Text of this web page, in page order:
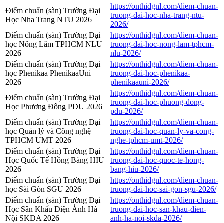
Điểm chuẩn (sàn) Trường Đại
Học Nha Trang NTU 2026
https://onthidgnl.com/diem-chuan-
truong-dai-hoc-nha-trang-ntu-
2026/
Điểm chuẩn (sàn) Trường Đại
học Nông Lâm TPHCM NLU
2026
https://onthidgnl.com/diem-chuan-
truong-dai-hoc-nong-lam-tphcm-
nlu-2026/
Điểm chuẩn (sàn) Trường Đại
học Phenikaa PhenikaaUni
2026
https://onthidgnl.com/diem-chuan-
truong-dai-hoc-phenikaa-
phenikaauni-2026/
Điểm chuẩn (sàn) Trường Đại
Học Phương Đông PDU 2026
https://onthidgnl.com/diem-chuan-
truong-dai-hoc-phuong-dong-
pdu-2026/
Điểm chuẩn (sàn) Trường Đại
học Quản lý và Công nghệ
TPHCM UMT 2026
https://onthidgnl.com/diem-chuan-
truong-dai-hoc-quan-ly-va-cong-
nghe-tphcm-umt-2026/
Điểm chuẩn (sàn) Trường Đại
Học Quốc Tế Hồng Bàng HIU
2026
https://onthidgnl.com/diem-chuan-
truong-dai-hoc-quoc-te-hong-
bang-hiu-2026/
Điểm chuẩn (sàn) Trường Đại
học Sài Gòn SGU 2026
https://onthidgnl.com/diem-chuan-
truong-dai-hoc-sai-gon-sgu-2026/
Điểm chuẩn (sàn) Trường Đại
Học Sân Khấu Điện Ảnh Hà
Nội SKDA 2026
https://onthidgnl.com/diem-chuan-
truong-dai-hoc-san-khau-dien-
anh-ha-noi-skda-2026/